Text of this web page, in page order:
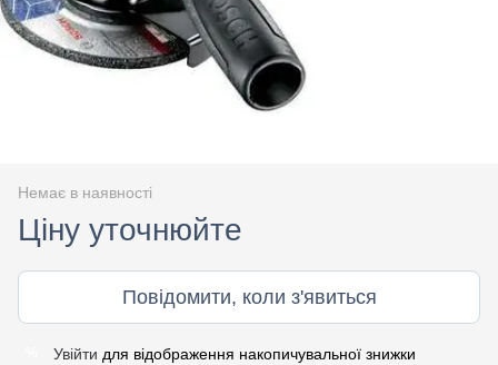
Немає в наявності
Ціну уточнюйте
Повідомити, коли з'явиться
Увійти для відображення накопичувальної знижки